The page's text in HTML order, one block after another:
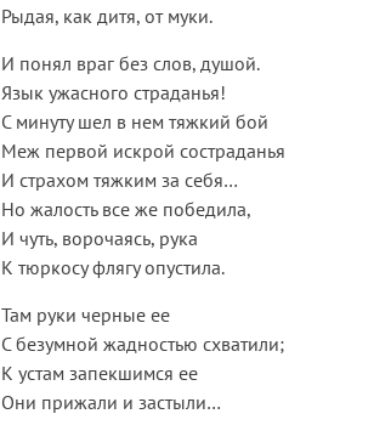
Рыдая, как дитя, от муки.
И понял враг без слов, душой.
Язык ужасного страданья!
С минуту шел в нем тяжкий бой
Меж первой искрой состраданья
И страхом тяжким за себя…
Но жалость все же победила,
И чуть, ворочаясь, рука
К тюркосу флягу опустила.
Там руки черные ее
С безумной жадностью схватили;
К устам запекшимся ее
Они прижали и застыли…